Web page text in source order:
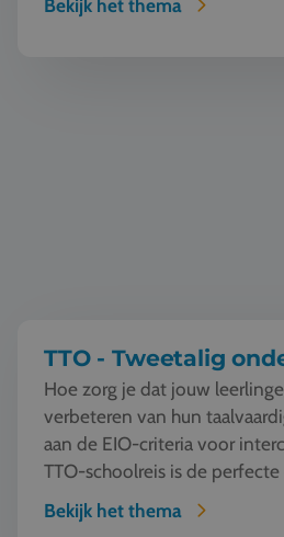
Bekijk het thema
TTO - Tweetalig
Hoe zorg je dat jouw
verbeteren van hun
aan de EIO-criteria voor
TTO-schoolreis is de
jouw l...
Bekijk het thema